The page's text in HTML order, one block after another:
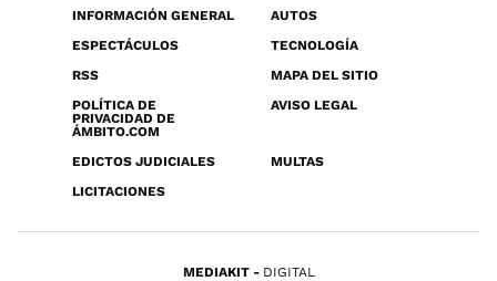
INFORMACIÓN GENERAL
AUTOS
ESPECTÁCULOS
TECNOLOGÍA
RSS
MAPA DEL SITIO
POLÍTICA DE
PRIVACIDAD DE
ÁMBITO.COM
AVISO LEGAL
EDICTOS JUDICIALES
MULTAS
LICITACIONES
MEDIAKIT DIGITAL